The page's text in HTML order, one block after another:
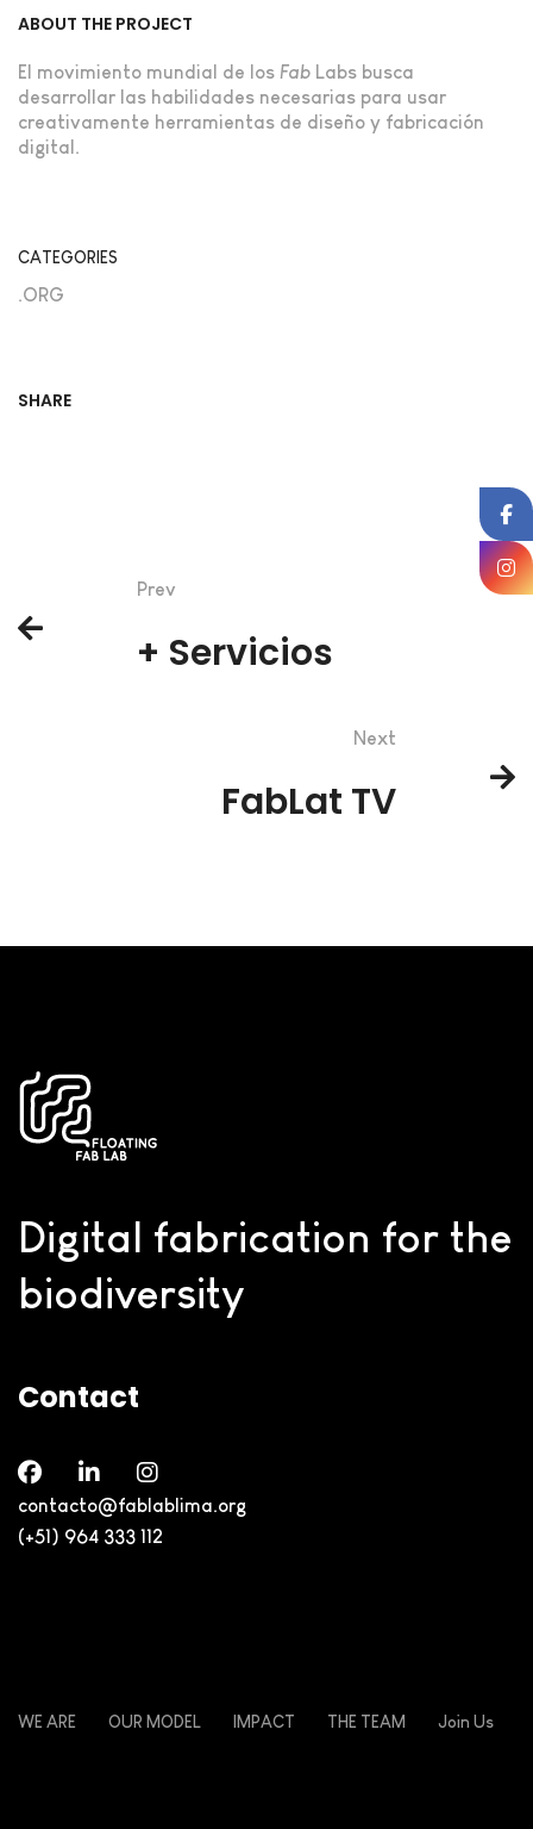
ABOUT THE PROJECT
El movimiento mundial de los Fab Labs busca
desarrollar las habilidades necesarias para usar
creativamente herramientas de diseño y fabricación
digital.
CATEGORIES
.ORG
SHARE
Prev
+ Servicios
Next
FabLat TV
Digital fabrication for the
biodiversity
Contact
contacto@fablablima.org
(+51) 964 333 112
WE ARE OUR MODEL IMPACT THE TEAM Join Us